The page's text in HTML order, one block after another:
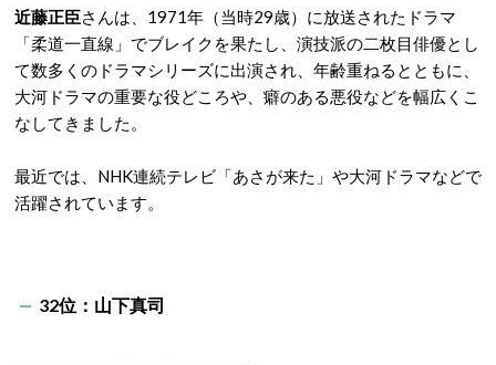
近藤正臣さんは、1971年（当時29歳）に放送されたドラマ
「柔道一直線」でブレイクを果たし、演技派の二枚目俳優とし
て数多くのドラマシリーズに出演され、年齢重ねるとともに、
大河ドラマの重要な役どころや、癖のある悪役などを幅広くこ
なしてきました。
最近では、NHK連続テレビ「あさが来た」や大河ドラマなどで
活躍されています。
32位：山下真司